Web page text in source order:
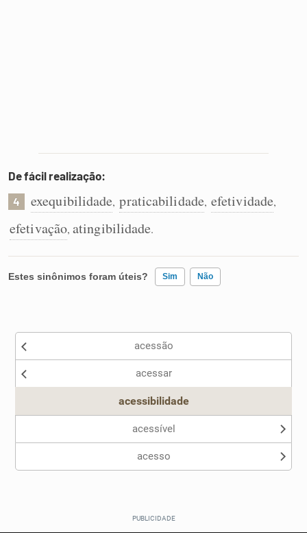
De fácil realização:
4 exequibilidade, praticabilidade, efetividade,
efetivação, atingibilidade.
Estes sinônimos foram úteis? Sim Não
Nenhum dos sinônimos apresentados me ajudou
acessão
acessar
acessibilidade
acessível
acesso